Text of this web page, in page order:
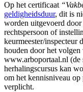
Op het certificaat
geldigheidsduur, dit is
worden uitgevoerd
rechtspersoon of
keurmeester/inspecteur
houden door het
www.arboportaal.nl (de
herhalingscursus kan
om het kennisniveau
verplicht.